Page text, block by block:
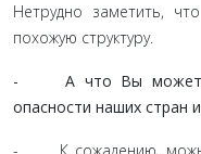
Нетрудно заметить,
похожую структуру.
- А что Вы можете
опасности наших стран